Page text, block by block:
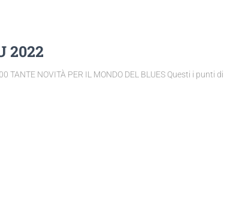
2022
TANTE NOVITÀ PER IL MONDO DEL BLUES Questi i punti di